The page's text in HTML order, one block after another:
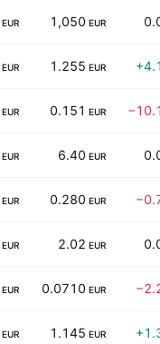
EUR 1,050 EUR
EUR 1.255 EUR
EUR 0.151 EUR
EUR 6.40 EUR
EUR 0.280 EUR
EUR 2.02 EUR
EUR 0.0710 EUR
EUR 1.145 EUR